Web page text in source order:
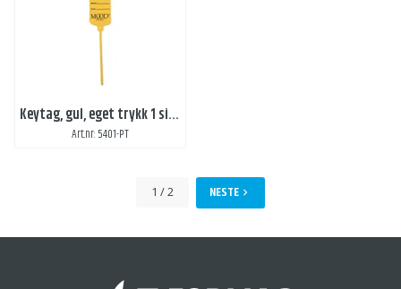
Keytag, gul, eget trykk 1 side
Art.nr: 5401-PT
1 / 2 NESTEchevron_right